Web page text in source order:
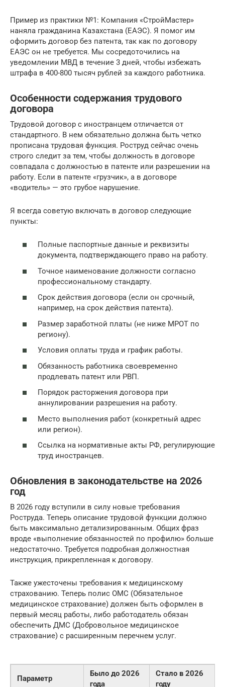
Пример из практики №1: Компания «СтройМастер»
наняла гражданина Казахстана (ЕАЭС). Я помог им
оформить договор без патента, так как по договору
ЕАЭС он не требуется. Мы сосредоточились на
уведомлении МВД в течение 3 дней, чтобы избежать
штрафа в 400-800 тысяч рублей за каждого работника.
Особенности содержания трудового
договора
Трудовой договор с иностранцем отличается от
стандартного. В нем обязательно должна быть четко
прописана трудовая функция. Роструд сейчас очень
строго следит за тем, чтобы должность в договоре
совпадала с должностью в патенте или разрешении на
работу. Если в патенте «грузчик», а в договоре
«водитель» — это грубое нарушение.
Я всегда советую включать в договор следующие
пункты:
Полные паспортные данные и реквизиты
документа, подтверждающего право на работу.
Точное наименование должности согласно
профессиональному стандарту.
Срок действия договора (если он срочный,
например, на срок действия патента).
Размер заработной платы (не ниже МРОТ по
региону).
Условия оплаты труда и график работы.
Обязанность работника своевременно
продлевать патент или РВП.
Порядок расторжения договора при
аннулировании разрешения на работу.
Место выполнения работ (конкретный адрес
или регион).
Ссылка на нормативные акты РФ, регулирующие
труд иностранцев.
Обновления в законодательстве на 2026
год
В 2026 году вступили в силу новые требования
Роструда. Теперь описание трудовой функции должно
быть максимально детализированным. Общих фраз
вроде «выполнение обязанностей по профилю» больше
недостаточно. Требуется подробная должностная
инструкция, прикрепленная к договору.
Также ужесточены требования к медицинскому
страхованию. Теперь полис ОМС (Обязательное
медицинское страхование) должен быть оформлен в
первый месяц работы, либо работодатель обязан
обеспечить ДМС (Добровольное медицинское
страхование) с расширенным перечнем услуг.
Параметр
Было до 2026
года
Стало в 2026
году